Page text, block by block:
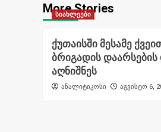
More Stories
სიახლეები
ქუთაისში მესამე
ბრიგადის
აღნიშნეს
ანალიტიკოსი აგვისტო 6,